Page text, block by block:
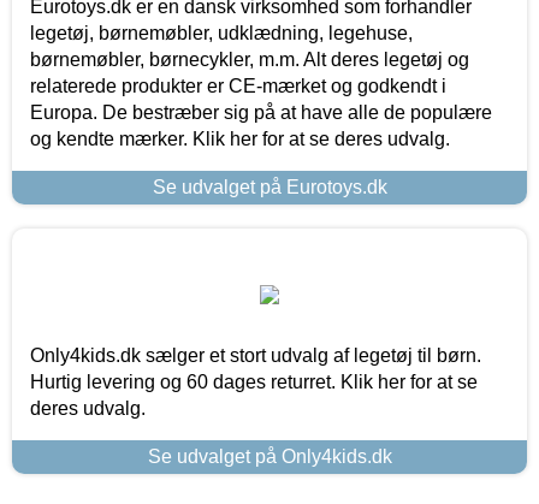
Eurotoys.dk er en dansk virksomhed som forhandler
legetøj, børnemøbler, udklædning, legehuse,
børnemøbler, børnecykler, m.m. Alt deres legetøj og
relaterede produkter er CE-mærket og godkendt i
Europa. De bestræber sig på at have alle de populære
og kendte mærker. Klik her for at se deres udvalg.
Se udvalget på Eurotoys.dk
Only4kids.dk sælger et stort udvalg af legetøj til børn.
Hurtig levering og 60 dages returret. Klik her for at se
deres udvalg.
Se udvalget på Only4kids.dk